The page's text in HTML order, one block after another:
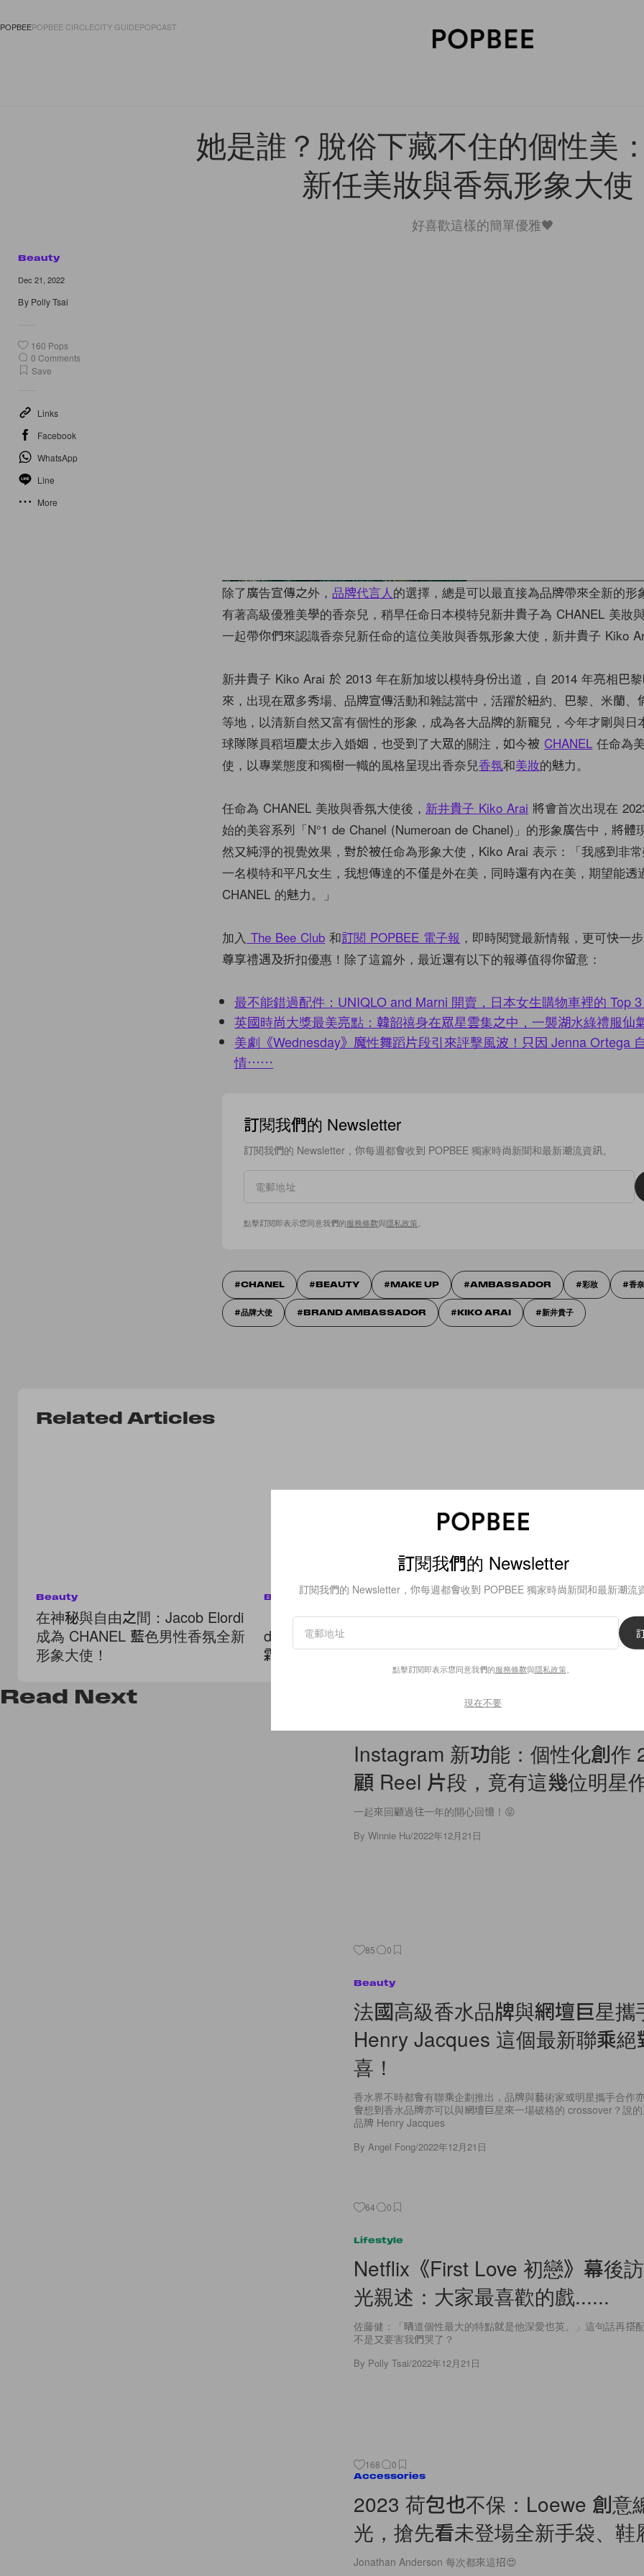
POPBEEPOPBEE CIRCLECITY GUIDEPOPCAST
她是誰？脫俗下藏不住的個性美
新任美妝與香氛形象大使
好喜歡這樣的簡單優雅🖤
Beauty
Dec 21, 2022
By Polly Tsai
160 Pops
0 Comments
Save
Links
Facebook
WhatsApp
Line
More
除了廣告宣傳之外， 品牌代言人的選擇，總是可以最直接為品牌帶來全新的形
有著高級優雅美學的香奈兒，稍早任命日本模特兒新井貴子為 CHANEL 美妝
一起帶你們來認識香奈兒新任命的這位美妝與香氛形象大使，新井貴子 Kiko
新井貴子 Kiko Arai 於 2013 年在新加坡以模特身份出道，自 2014 年亮相巴
來，出現在眾多秀場、品牌宣傳活動和雜誌當中，活躍於紐約、巴黎、米蘭、
等地，以清新自然又富有個性的形象，成為各大品牌的新寵兒，今年才剛與日
球隊隊員稻垣慶太步入婚姻，也受到了大眾的關注，如今被 CHANEL 任命為
使，以專業態度和獨樹一幟的風格呈現出香奈兒香氛和美妝的魅力。
任命為 CHANEL 美妝與香氛大使後， 新井貴子 Kiko Arai 將會首次出現在
始的美容系列「N°1 de Chanel (Numeroan de Chanel)」的形象廣告中，將體
然又純淨的視覺效果，對於被任命為形象大使，Kiko Arai 表示：「我感到非
一名模特和平凡女生，我想傳達的不僅是外在美，同時還有內在美，期望能透
CHANEL 的魅力。」
加入 The Bee Club 和訂閱 POPBEE 電子報 ，即時閱覽最新情報，更可快一
尊享禮遇及折扣優惠！除了這篇外，最近還有以下的報導值得你留意：
最不能錯過配件：UNIQLO and Marni 開賣，日本女生購物車裡的 Top 3
英國時尚大獎最美亮點：韓韶禧身在眾星雲集之中，一襲湖水綠禮服仙
美劇《Wednesday》魔性舞蹈片段引來評擊風波！只因 Jenna Ortega
情⋯⋯
訂閱我們的 Newsletter
訂閱我們的 Newsletter，你每週都會收到 POPBEE 獨家時尚新聞和最新潮流資訊。
點擊訂閱即表示您同意我們的服務條款與隱私政策
CHANEL BEAUTY MAKE UP AMBASSADOR 彩妝 香
品牌大使 BRAND AMBASSADOR KIKO ARAI 新井貴子
Related Articles
Beauty
在神秘與自由之間：Jacob Elordi
成為 CHANEL 藍色男性香氛全新
形象大使！
Beauty
「醫美級」的居家保養投資：Clé
de Peau Beauté 高效修復緊緻面
霜，為肌膚按下暫停鍵！
Beauty
美妝包該換季了：Prada
全新紫色彩妝報到，
醋栗果香同步登場！
Read Next
Instagram 新功能：個性化創作
顧 Reel 片段，竟有這幾位明星
一起來回顧過往一年的開心回憶！😝
By Winnie Hu/2022年12月21日
85 0
Beauty
法國高級香水品牌與網壇巨星攜
Henry Jacques 這個最新聯乘絕
喜！
香水界不時都會有聯乘企劃推出，品牌與藝術家或明星攜手合作
會想到香水品牌亦可以與網壇巨星來一場破格的 crossover？說
品牌 Henry Jacques
By Angel Fong/2022年12月21日
64 0
Lifestyle
Netflix《First Love 初戀》幕後
光親述：大家最喜歡的戲......
佐藤健：「晴道個性最大的特點就是他深愛也英。」這句話再搭
不是又要害我們哭了？
By Polly Tsai/2022年12月21日
168 0
Accessories
2023 荷包也不保：Loewe 創意
光，搶先看未登場全新手袋、鞋
Jonathan Anderson 每次都來這招😍
訂閱我們的 Newsletter
訂閱我們的 Newsletter，你每週都會收到 POPBEE 獨家時尚新聞和最新潮流資
點擊訂閱即表示您同意我們的服務條款與隱私政策。
現在不要